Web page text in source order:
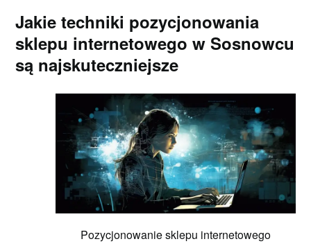
Jakie techniki pozycjonowania
sklepu internetowego w Sosnowcu
są najskuteczniejsze
Pozycjonowanie sklepu internetowego